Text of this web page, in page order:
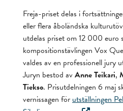
Freja-priset delas i
eller flera åboländska
utdelas priset om 12 000 euro
kompositionstävlingen Vox
valdes av en professionell jury
Juryn bestod avAnne Teikari,
Tiekso. Prisutdelningen 6 maj
vernissagen för utställningen